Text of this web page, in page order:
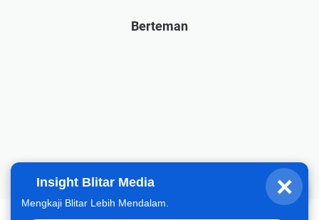
×
Insight Blitar Media
Mengkaji Blitar Lebih Mendalam.
Halo, hari ini gimana?
Berteman